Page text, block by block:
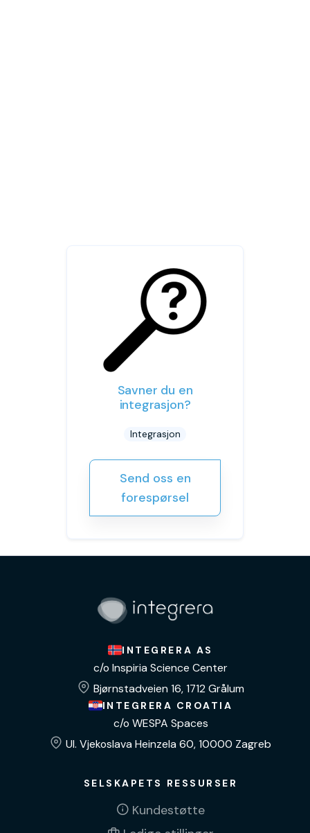
Savner du en
integrasjon?
Integrasjon
Send oss en
forespørsel
INTEGRERA AS
c/o Inspiria Science Center
Bjørnstadveien 16, 1712 Grålum
INTEGRERA CROATIA
c/o WESPA Spaces
Ul. Vjekoslava Heinzela 60, 10000 Zagreb
SELSKAPETS RESSURSER
Kundestøtte